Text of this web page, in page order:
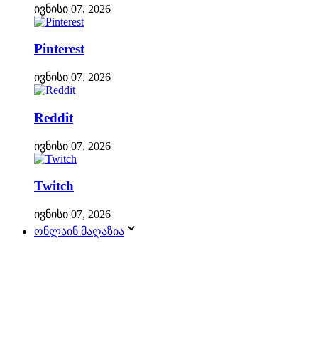
ივნისი 07, 2026
Pinterest
ივნისი 07, 2026
Reddit
ივნისი 07, 2026
Twitch
ივნისი 07, 2026
ონლაინ მაღაზია